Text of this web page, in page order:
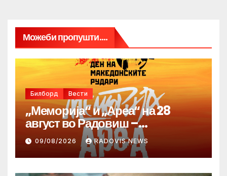
Можеби пропушти....
Билборд Вести
„Меморија“ и „Ареа“ на 28
август во Радовиш –
продолжува традицијата за
Денот на македонските рудари
09/08/2026 RADOVIS NEWS